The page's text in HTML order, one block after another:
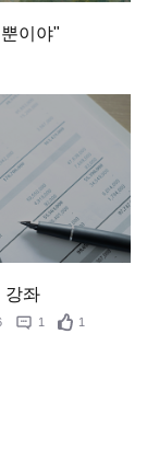
이야"
강좌
1
1